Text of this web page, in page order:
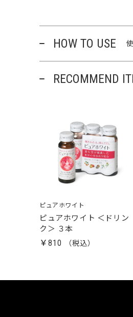
HOW TO USE
RECOMMEND
ピュアホワイト
ピュアホワイト ＜ドリン
ク＞ ３本
￥810